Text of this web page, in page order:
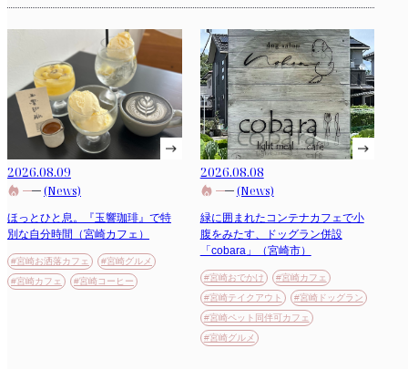
2026.08.09
(News)
ほっとひと息。『玉響珈琲』で特
別な自分時間（宮崎カフェ）
#宮崎お洒落カフェ
#宮崎グルメ
#宮崎カフェ
#宮崎コーヒー
2026.08.08
(News)
緑に囲まれたコンテナカフェで小
腹をみたす、ドッグラン併設
「cobara」（宮崎市）
#宮崎おでかけ
#宮崎カフェ
#宮崎テイクアウト
#宮崎ドッグラン
#宮崎ペット同伴可カフェ
#宮崎グルメ